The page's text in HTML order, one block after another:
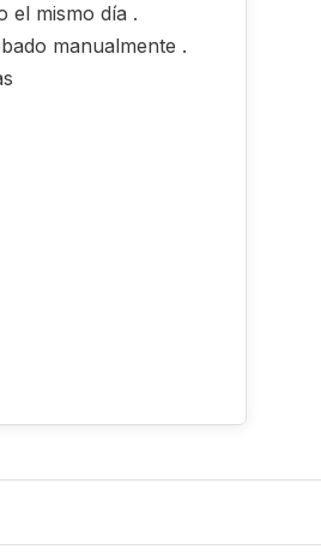
el mismo día .
manualmente .